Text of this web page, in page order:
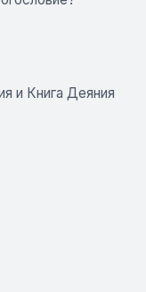
и Книга Деяния